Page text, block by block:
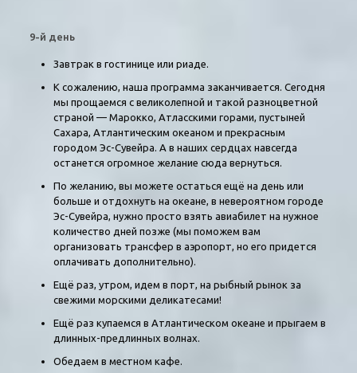
9-й день
Завтрак в гостинице или риаде.
К сожалению, наша программа заканчивается. Сегодня
мы прощаемся с великолепной и такой разноцветной
страной — Марокко, Атласскими горами, пустыней
Сахара, Атлантическим океаном и прекрасным
городом Эс-Сувейра. А в наших сердцах навсегда
останется огромное желание сюда вернуться.
По желанию, вы можете остаться ещё на день или
больше и отдохнуть на океане, в невероятном городе
Эс-Сувейра, нужно просто взять авиабилет на нужное
количество дней позже (мы поможем вам
организовать трансфер в аэропорт, но его придется
оплачивать дополнительно).
Ещё раз, утром, идем в порт, на рыбный рынок за
свежими морскими деликатесами!
Ещё раз купаемся в Атлантическом океане и прыгаем в
длинных-предлинных волнах.
Обедаем в местном кафе.